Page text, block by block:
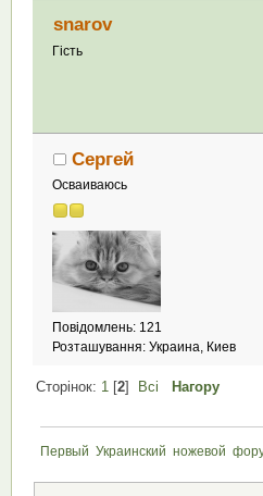
snarov
Гість
Cергей
Осваиваюсь
Повідомлень: 121
Розташування: Украина, Киев
Сторінок: 1 [2] Всі
Нагору
Первый  Украинский  ножевой